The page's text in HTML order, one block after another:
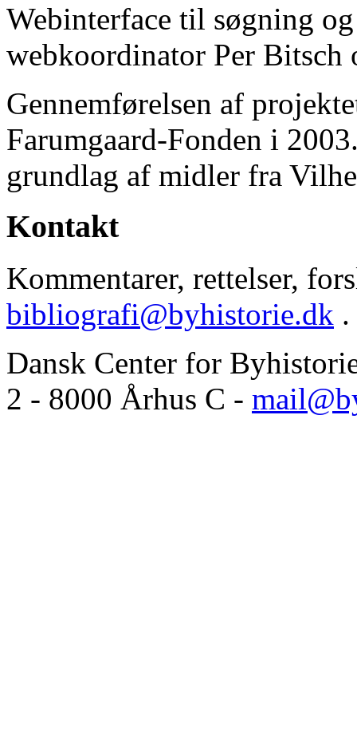
Webinterface til søgning
webkoordinator Per Bitsch
Gennemførelsen af
Farumgaard-Fonden i
grundlag af midler fra
Kontakt
Kommentarer, rettelser,
bibliografi@byhistorie.dk .
Dansk Center for
2 - 8000 Århus C -